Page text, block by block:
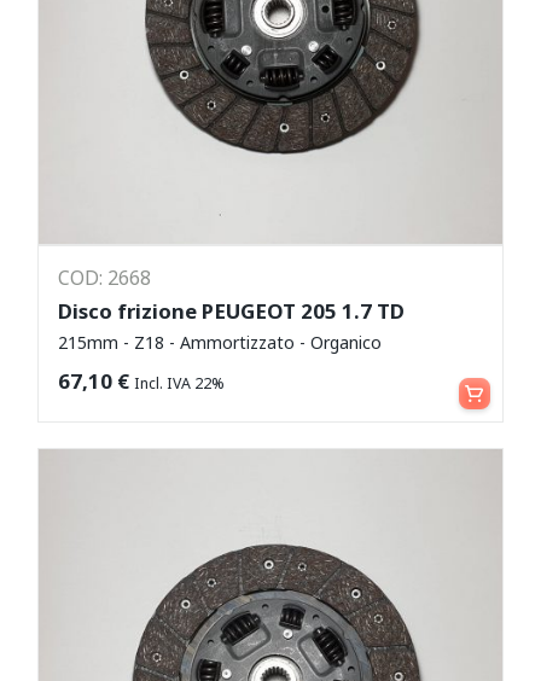
COD: 2668
Disco frizione PEUGEOT 205 1.7 TD
215mm - Z18 - Ammortizzato - Organico
67,10 € Incl. IVA 22% Aggiungi al carrello